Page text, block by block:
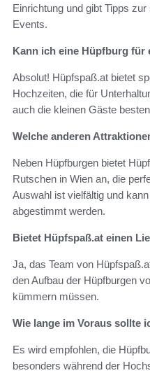
Einrichtung und gibt Tipps
Events.
Kann ich eine Hüpfburg für
Absolut! Hüpfspaß.at bietet
Hochzeiten, die für
auch die kleinen Gäste
Welche anderen
Neben Hüpfburgen bietet
Rutschen in Wien an, die
Auswahl ist vielfältig und
abgestimmt werden.
Bietet Hüpfspaß.at einen
Ja, das Team von
den Aufbau der Hüpfburgen
kümmern müssen.
Wie lange im Voraus sollte
Es wird empfohlen, die
besonders während der